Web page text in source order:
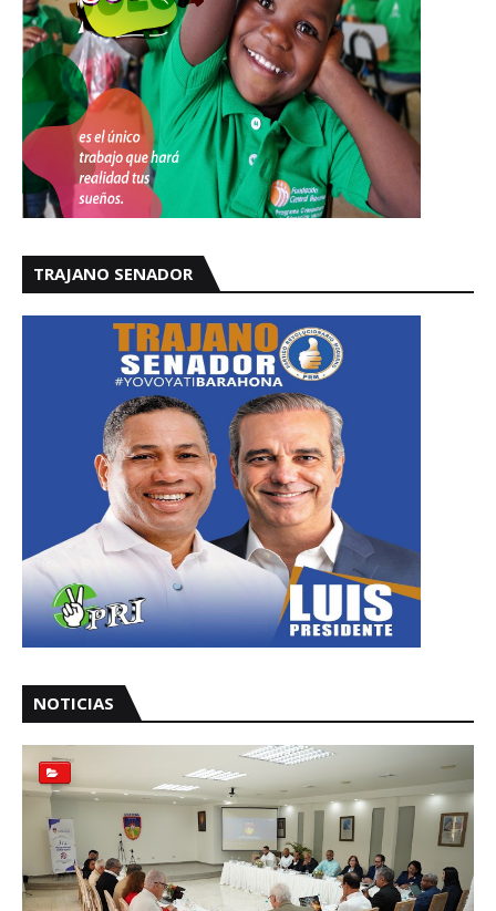
TRAJANO SENADOR
NOTICIAS